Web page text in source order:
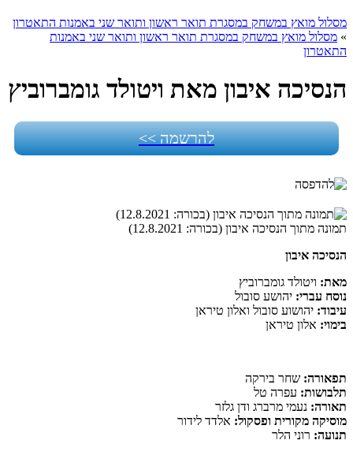
מסלול מואץ במשחק במסגרת תואר ראשון ותואר שני באמנות התאטרון
» מסלול מואץ במשחק במסגרת תואר ראשון ותואר שני באמנות
התאטרון
הנסיכה איבון מאת ויטולד גומברוביץ
להרשמה >>
תמונה מתוך הנסיכה איבון (בכורה: 12.8.2021)
הנסיכה איבון
מאת: ויטולד גומברוביץ
נוסח עברי: יהושע סובול
עיבוד: יהושוע סובול ואלון טיראן
בימוי: אלון טיראן
תפאורה: שחר בירקה
תלבושות: עפרה טל
תאורה: נעמי מרברג ודן גלזר
מוסיקה מקורית ופסקול: אלדד לידור
תנועה: רוני הלר